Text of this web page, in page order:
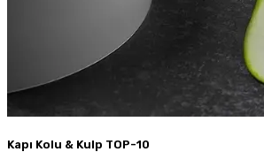
Kapı Kolu & Kulp TOP-10